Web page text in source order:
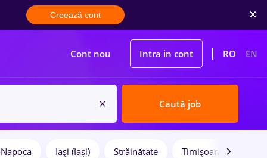
Creează cont
Cont nou Intra in cont RO EN
Caută job
Iași (Iași) Străinătate Timișoara